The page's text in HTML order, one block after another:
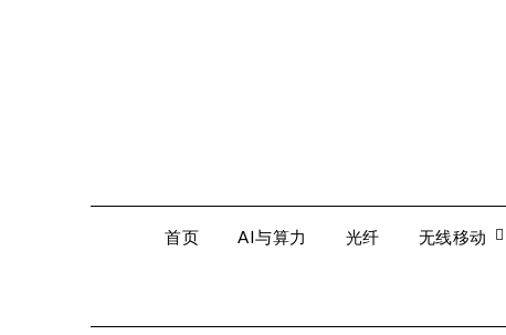
首页 AI与算力 光纤 无线移动